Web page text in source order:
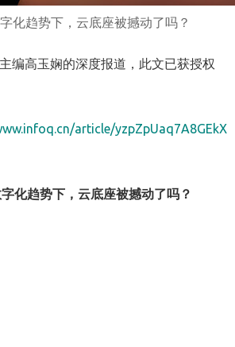
化趋势下，云底座被撼动了吗？
编高玉娴的深度报道，此文已获授权
article/yzpZpUaq7A8GEkX
化趋势下，云底座被撼动了吗？